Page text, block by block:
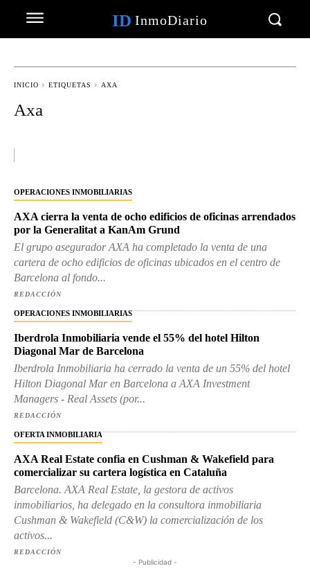
ID InmoDiario
INICIO ETIQUETAS AXA
Axa
OPERACIONES INMOBILIARIAS
AXA cierra la venta de ocho edificios de oficinas arrendados
por la Generalitat a KanAm Grund
El grupo asegurador AXA ha completado la venta de una
cartera de ocho edificios de oficinas ubicados en el centro de
Barcelona al fondo...
REDACCIÓN
OPERACIONES INMOBILIARIAS
Iberdrola Inmobiliaria vende el 55% del hotel Hilton
Diagonal Mar de Barcelona
Iberdrola Inmobiliaria ha cerrado la venta de un 55% del hotel
Hilton Diagonal Mar en Barcelona a AXA Investment
Managers - Real Assets (por...
REDACCIÓN
OFERTA INMOBILIARIA
AXA Real Estate confia en Cushman & Wakefield para
comercializar su cartera logística en Cataluña
Barcelona. AXA Real Estate, la gestora de activos
inmobiliarios, ha delegado en la consultora inmobiliaria
Cushman & Wakefield (C&W) la comercialización de los
activos...
REDACCIÓN
- Publicidad -